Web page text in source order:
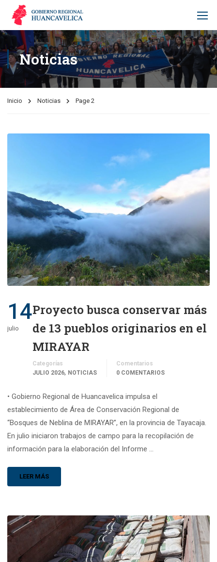
Noticias
Inicio Noticias Page 2
14
julio
Proyecto busca conservar más
de 13 pueblos originarios en el
MIRAYAR
Categorías
JULIO 2026, NOTICIAS
Comentarios
0 COMENTARIOS
• Gobierno Regional de Huancavelica impulsa el
establecimiento de Área de Conservación Regional de
“Bosques de Neblina de MIRAYAR”, en la provincia de Tayacaja.
En julio iniciaron trabajos de campo para la recopilación de
información para la elaboración del Informe …
LEER MÁS